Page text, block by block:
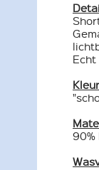
Echt
Kleur
90%